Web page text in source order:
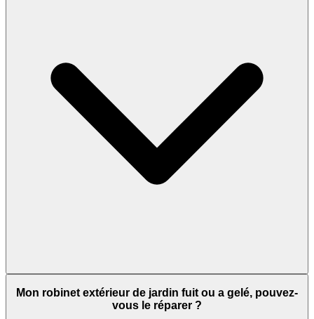
Mon robinet extérieur de jardin fuit ou a gelé, pouvez-
vous le réparer ?